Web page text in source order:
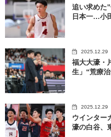
追い求めた
日本一…小
2025.12.29
福大大濠・
生」“荒療
2025.12.29
ウインター
濠の白谷、